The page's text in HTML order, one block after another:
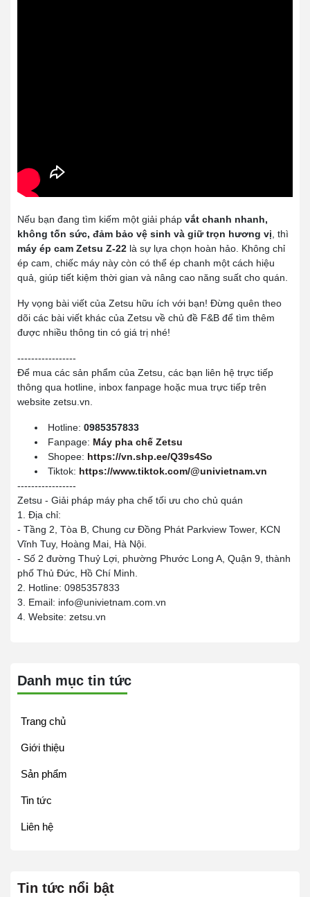
Nếu bạn đang tìm kiếm một giải pháp vắt chanh nhanh,
không tốn sức, đảm bảo vệ sinh và giữ trọn hương vị, thì
máy ép cam Zetsu Z-22 là sự lựa chọn hoàn hảo. Không chỉ
ép cam, chiếc máy này còn có thể ép chanh một cách hiệu
quả, giúp tiết kiệm thời gian và nâng cao năng suất cho quán.
Hy vọng bài viết của Zetsu hữu ích với bạn! Đừng quên theo
dõi các bài viết khác của Zetsu về chủ đề F&B để tìm thêm
được nhiều thông tin có giá trị nhé!
-----------------
Để mua các sản phẩm của Zetsu, các bạn liên hệ trực tiếp
thông qua hotline, inbox fanpage hoặc mua trực tiếp trên
website zetsu.vn.
Hotline: 0985357833
Fanpage: Máy pha chế Zetsu
Shopee: https://vn.shp.ee/Q39s4So
Tiktok: https://www.tiktok.com/@univietnam.vn
-----------------
Zetsu - Giải pháp máy pha chế tối ưu cho chủ quán
1. Địa chỉ:
- Tầng 2, Tòa B, Chung cư Đồng Phát Parkview Tower, KCN
Vĩnh Tuy, Hoàng Mai, Hà Nội.
- Số 2 đường Thuỷ Lợi, phường Phước Long A, Quận 9, thành
phố Thủ Đức, Hồ Chí Minh.
2. Hotline: 0985357833
3. Email: info@univietnam.com.vn
4. Website: zetsu.vn
Danh mục tin tức
Trang chủ
Giới thiệu
Sản phẩm
Tin tức
Liên hệ
Tin tức nổi bật